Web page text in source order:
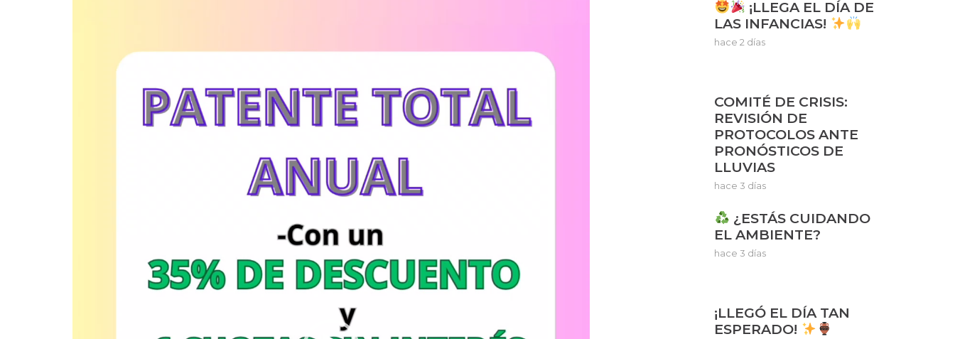
¡LLEGA EL DÍA DE
LAS INFANCIAS!
hace 2 días
COMITÉ DE CRISIS:
REVISIÓN DE
PROTOCOLOS ANTE
PRONÓSTICOS DE
LLUVIAS
hace 3 días
¿ESTÁS CUIDANDO
EL AMBIENTE?
hace 3 días
¡LLEGÓ EL DÍA TAN
ESPERADO!